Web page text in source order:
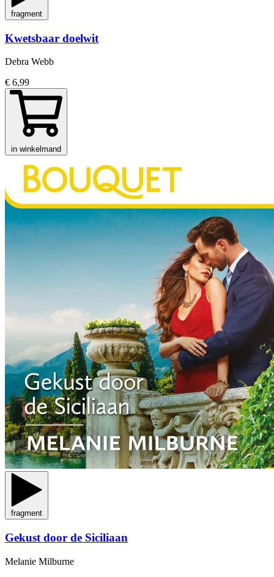
fragment
Kwetsbaar doelwit
Debra Webb
€ 6,99
in winkelmand
fragment
Gekust door de Siciliaan
Melanie Milburne